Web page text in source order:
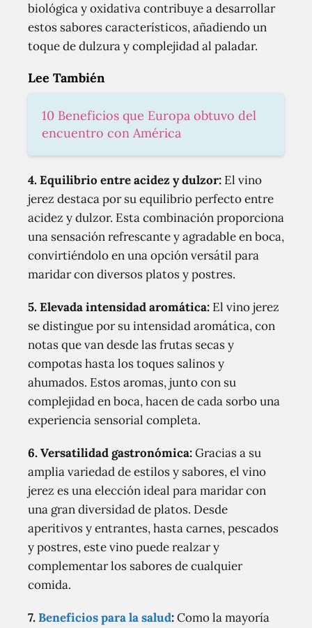
biológica y oxidativa contribuye a desarrollar
estos sabores característicos, añadiendo un
toque de dulzura y complejidad al paladar.
Lee También
10 Beneficios que Europa obtuvo del
encuentro con América
4.Equilibrio entre acidez y dulzor: El vino
jerez destaca por su equilibrio perfecto entre
acidez y dulzor. Esta combinación proporciona
una sensación refrescante y agradable en boca,
convirtiéndolo en una opción versátil para
maridar con diversos platos y postres.
5.Elevada intensidad aromática: El vino jerez
se distingue por su intensidad aromática, con
notas que van desde las frutas secas y
compotas hasta los toques salinos y
ahumados. Estos aromas, junto con su
complejidad en boca, hacen de cada sorbo una
experiencia sensorial completa.
6.Versatilidad gastronómica:Gracias a su
amplia variedad de estilos y sabores, el vino
jerez es una elección ideal para maridar con
una gran diversidad de platos. Desde
aperitivos y entrantes, hasta carnes, pescados
y postres, este vino puede realzar y
complementar los sabores de cualquier
comida.
7.Beneficios para la salud:Como la mayoría